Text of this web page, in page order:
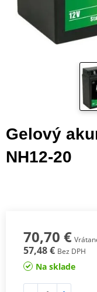
Gelový
NH12-20
70,70 €
57,48 € Bez DPH
Na sklade